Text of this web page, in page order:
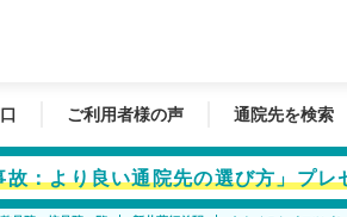
ご利用者様の声 通院先を検索
：より良い通院先の選び方」プレ